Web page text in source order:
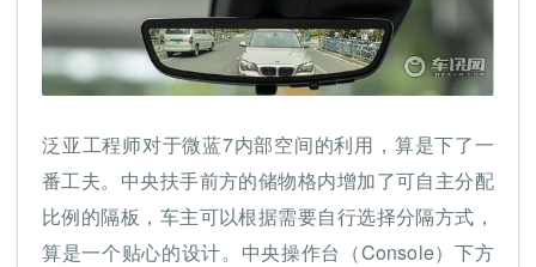
泛亚工程师对于微蓝7内部空间的利用，算是下了一
番工夫。中央扶手前方的储物格内增加了可自主分配
比例的隔板，车主可以根据需要自行选择分隔方式，
算是一个贴心的设计。中央操作台（Console）下方